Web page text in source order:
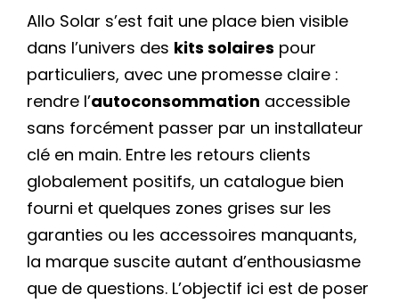
Allo Solar s’est fait une place bien visible
dans l’univers des kits solaires pour
particuliers, avec une promesse claire :
rendre l’autoconsommation accessible
sans forcément passer par un installateur
clé en main. Entre les retours clients
globalement positifs, un catalogue bien
fourni et quelques zones grises sur les
garanties ou les accessoires manquants,
la marque suscite autant d’enthousiasme
que de questions. L’objectif ici est de poser